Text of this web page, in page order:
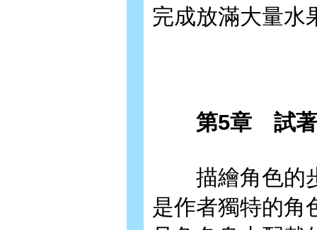
完成放滿大量水
第5章 試著
描繪角色的步
是作者獨特的角